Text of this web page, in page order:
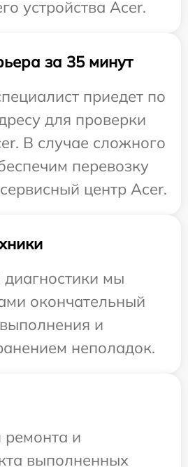
устройства Acer.
за 35 минут
приедет по
для проверки
В случае сложного
перевозку
центр Acer.
мы
окончательный
и
неполадок.
и
выполненных